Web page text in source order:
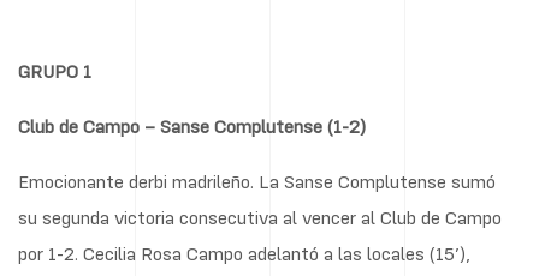
GRUPO 1
Club de Campo – Sanse Complutense (1-2)
Emocionante derbi madrileño. La Sanse Complutense sumó
su segunda victoria consecutiva al vencer al Club de Campo
por 1-2. Cecilia Rosa Campo adelantó a las locales (15’),